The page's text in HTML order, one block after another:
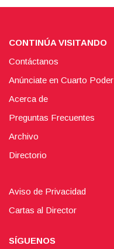
CONTINÚA VISITANDO
Contáctanos
Anúnciate en Cuarto Poder
Acerca de
Preguntas Frecuentes
Archivo
Directorio
Aviso de Privacidad
Cartas al Director
SÍGUENOS